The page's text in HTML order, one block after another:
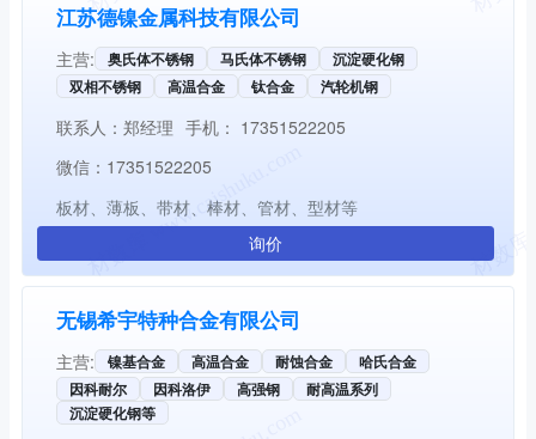
江苏德镍金属科技有限公司
主营: 奥氏体不锈钢 马氏体不锈钢
沉淀硬化钢
双相不锈钢
高温合金 钛合金 汽轮机钢
联系人： 郑经理 手机： 17351522205
微信： 17351522205
板材、薄板、带材、棒材、管材、型材等
询价
无锡希宇特种合金有限公司
主营: 镍基合金 高温合金 耐蚀合金
哈氏合金
因科耐尔
因科洛伊 高强钢
耐高温系列
沉淀硬化钢等